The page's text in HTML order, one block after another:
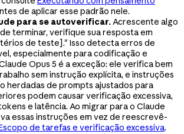
de aplicar esse padrão nele.
para se autoverificar.Acrescente algo
terminar, verifique sua resposta em
de teste]." Isso detecta erros de
especialmente para codificação e
Opus 5 é a exceção: ele verifica bem
sem instrução explícita, e instruções
herdadas de prompts ajustados para
podem causar verificação excessiva,
e latência. Ao migrar para o Claude
essas instruções em vez de reescrevê-
de tarefas e verificação excessiva.